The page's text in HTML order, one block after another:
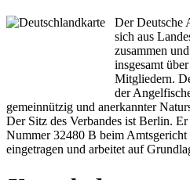
Der Deutsche
sich aus
zusammen
insgesamt
Mitgliedern.
der
gemeinnützig und anerkannter
Der Sitz des Verbandes ist Berlin.
Nummer 32480 B beim
eingetragen und arbeitet auf